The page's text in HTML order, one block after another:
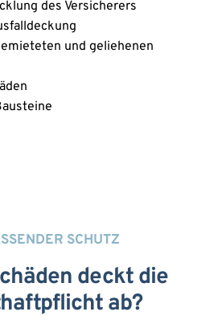
des Versicherers
und geliehenen
SCHUTZ
deckt die
ab?